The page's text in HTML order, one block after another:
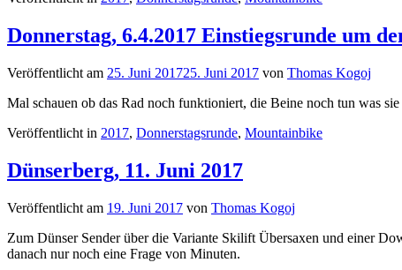
Donnerstag, 6.4.2017 Einstiegsrunde um
Veröffentlicht am 25. Juni 201725. Juni 2017 von Thomas Kogoj
Mal schauen ob das Rad noch funktioniert, die Beine noch tun was
Veröffentlicht in 2017, Donnerstagsrunde, Mountainbike
Dünserberg, 11. Juni 2017
Veröffentlicht am 19. Juni 2017 von Thomas Kogoj
Zum Dünser Sender über die Variante Skilift Übersaxen und einer
danach nur noch eine Frage von Minuten.